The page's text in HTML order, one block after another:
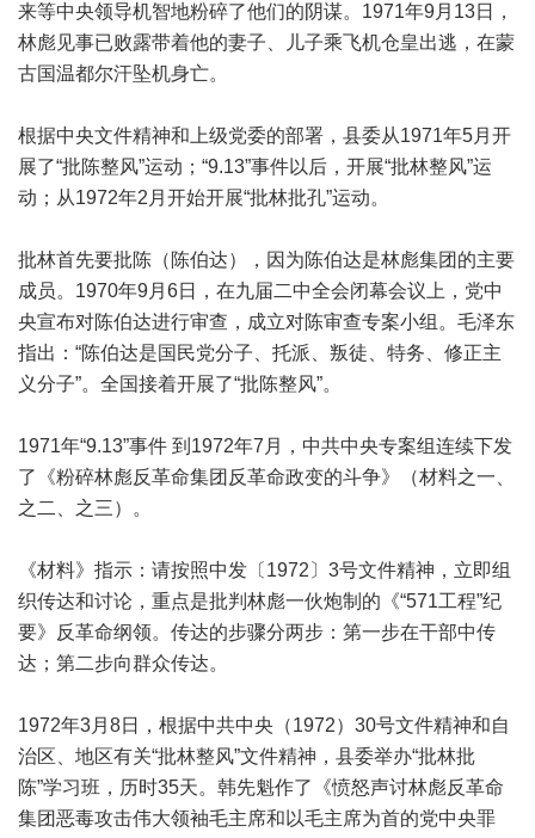
来等中央领导机智地粉碎了他们的阴谋。1971年9月13日，
林彪见事已败露带着他的妻子、儿子乘飞机仓皇出逃，在蒙
古国温都尔汗坠机身亡。
根据中央文件精神和上级党委的部署，县委从1971年5月开
展了“批陈整风”运动；“9.13”事件以后，开展“批林整风”运
动；从1972年2月开始开展“批林批孔”运动。
批林首先要批陈（陈伯达），因为陈伯达是林彪集团的主要
成员。1970年9月6日，在九届二中全会闭幕会议上，党中
央宣布对陈伯达进行审查，成立对陈审查专案小组。毛泽东
指出：“陈伯达是国民党分子、托派、叛徒、特务、修正主
义分子”。全国接着开展了“批陈整风”。
1971年“9.13”事件 到1972年7月，中共中央专案组连续下发
了《粉碎林彪反革命集团反革命政变的斗争》（材料之一、
之二、之三）。
《材料》指示：请按照中发〔1972〕3号文件精神，立即组
织传达和讨论，重点是批判林彪一伙炮制的《“571工程”纪
要》反革命纲领。传达的步骤分两步：第一步在干部中传
达；第二步向群众传达。
1972年3月8日，根据中共中央（1972）30号文件精神和自
治区、地区有关“批林整风”文件精神，县委举办“批林批
陈”学习班，历时35天。韩先魁作了《愤怒声讨林彪反革命
集团恶毒攻击伟大领袖毛主席和以毛主席为首的党中央罪